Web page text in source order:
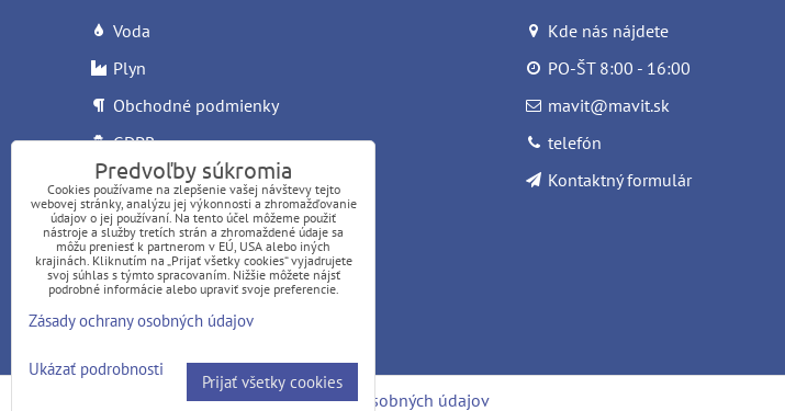
Voda
Plyn
Obchodné podmienky
GDPR
Reklamačný list
Letáky
Kde nás nájdete
PO-ŠT 8:00 - 16:00
mavit@mavit.sk
telefón
Kontaktný formulár
Predvoľby súkromia Zásady ochrany osobných údajov
Predvoľby súkromia
Cookies používame na zlepšenie vašej návštevy tejto
webovej stránky, analýzu jej výkonnosti a zhromažďovanie
údajov o jej používaní. Na tento účel môžeme použiť
nástroje a služby tretích strán a zhromaždené údaje sa
môžu preniesť k partnerom v EÚ, USA alebo iných
krajinách. Kliknutím na „Prijať všetky cookies“ vyjadrujete
svoj súhlas s týmto spracovaním. Nižšie môžete nájsť
podrobné informácie alebo upraviť svoje preferencie.
Zásady ochrany osobných údajov
Ukázať podrobnosti
Prijať všetky cookies